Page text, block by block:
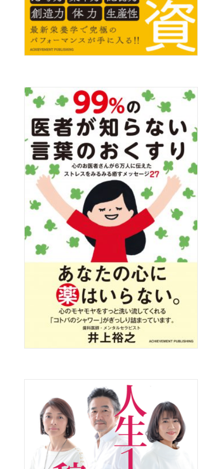
が語った当時とまったく変わらない説得力がある。
あらゆる経営者がその本棚におさめておくべき必読書。
『１分間マネジャー』著者 ケン・ブランチャード
『もしドラ』のヒットが証明したのは、ドラッカーがすぐ
れたエンターテイナーだったことだ。
れるはずだ。
『もし高校野球の女子マネージャーがドラッカーの「マネ
ジメントを読んだら」』 岩崎夏海
を担当。98年独立して執筆活動をはじめ、現在に至る。著
書に『ソニーは銀座でSONYになった』『ロマンとソロバ
ン』（プレジデント社）、『井深大がめざしたソニーの社
会貢献』（ワック）、『マツダはなぜ、よみがえったの
か？』（日経BP社）など。翻訳書には、『アップル、グー
経営（上・下）』（日本経済新聞出版社）、『ドラッカー
の講義』『成功哲学』（アチーブメント出版刊）など多